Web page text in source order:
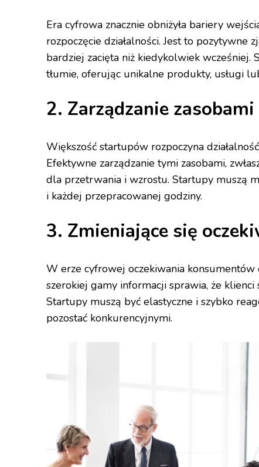
Era cyfrowa znacznie obniżyła bariery
rozpoczęcie działalności. Jest to pozytywne
bardziej zacięta niż kiedykolwiek wcześniej.
tłumie, oferując unikalne produkty, usługi
2. Zarządzanie zasobami
Większość startupów rozpoczyna
Efektywne zarządzanie tymi zasobami,
dla przetrwania i wzrostu. Startupy muszą
i każdej przepracowanej godziny.
3. Zmieniające się
W erze cyfrowej oczekiwania
szerokiej gamy informacji sprawia, że
Startupy muszą być elastyczne i szybko
pozostać konkurencyjnymi.